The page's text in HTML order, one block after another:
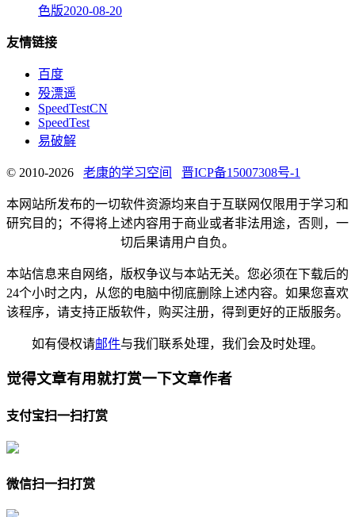
色版2020-08-20
友情链接
百度
殁漂遥
SpeedTestCN
SpeedTest
易破解
© 2010-2026 老康的学习空间 晋ICP备15007308号-1
本网站所发布的一切软件资源均来自于互联网仅限用于学习和
研究目的；不得将上述内容用于商业或者非法用途，否则，一
切后果请用户自负。
本站信息来自网络，版权争议与本站无关。您必须在下载后的
24个小时之内，从您的电脑中彻底删除上述内容。如果您喜欢
该程序，请支持正版软件，购买注册，得到更好的正版服务。
如有侵权请邮件与我们联系处理，我们会及时处理。
觉得文章有用就打赏一下文章作者
支付宝扫一扫打赏
微信扫一扫打赏